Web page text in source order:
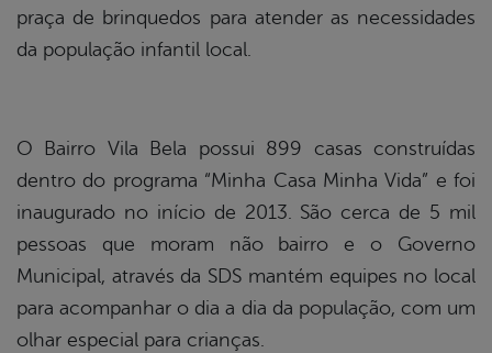
praça de brinquedos para atender as necessidades
da população infantil local.
O Bairro Vila Bela possui 899 casas construídas
dentro do programa “Minha Casa Minha Vida” e foi
inaugurado no início de 2013. São cerca de 5 mil
pessoas que moram não bairro e o Governo
Municipal, através da SDS mantém equipes no local
para acompanhar o dia a dia da população, com um
olhar especial para crianças.